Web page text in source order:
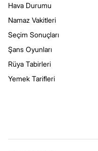
Hava Durumu
Namaz Vakitleri
Seçim Sonuçları
Şans Oyunları
Rüya Tabirleri
Yemek Tarifleri